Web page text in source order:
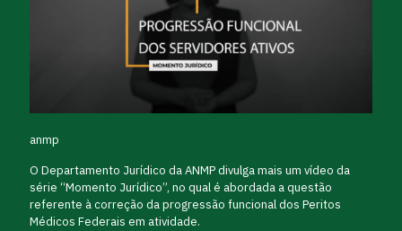
anmp
O Departamento Jurídico da ANMP divulga mais um vídeo da
série “Momento Jurídico”, no qual é abordada a questão
referente à correção da progressão funcional dos Peritos
Médicos Federais em atividade.